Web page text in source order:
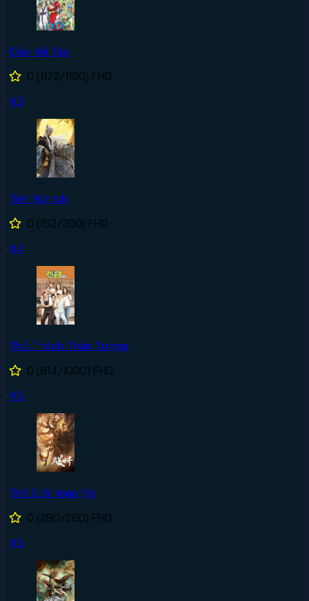
Đảo Hải Tặc
0 (1172/1190) FHD
#3
Tiên Nghịch
0 (152/200) FHD
#4
Thử Thách Thần Tượng
0 (814/1000) FHD
#5
Thế Giới Hoàn Mỹ
0 (280/280) FHD
#6